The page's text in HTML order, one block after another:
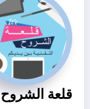
قلعة الشروح